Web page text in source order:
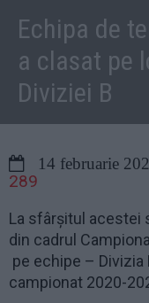
Echipa de
a clasat pe
Diviziei B
14 februarie
289
La sfârșitul acestei
din cadrul
pe echipe –
campionat 2020-